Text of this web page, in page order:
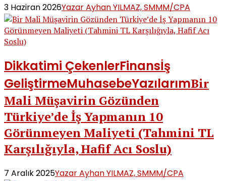
3 Haziran 2026Yazar Ayhan YILMAZ, SMMM/CPA
Dikkatimi ÇekenlerFinansİş
GeliştirmeMuhasebeYazılarımBir
Mali Müşavirin Gözünden
Türkiye’de İş Yapmanın 10
Görünmeyen Maliyeti (Tahmini TL
Karşılığıyla, Hafif Acı Soslu)
7 Aralık 2025Yazar Ayhan YILMAZ, SMMM/CPA